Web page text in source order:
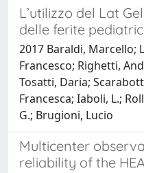
L’utilizzo del Lat
delle ferite
2017 Baraldi, Marcello;
Francesco; Righetti,
Tosatti, Daria;
Francesca; Iaboli, L.;
G.; Brugioni, Lucio
Multicenter
reliability of the